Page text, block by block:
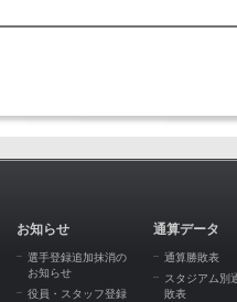
お知らせ
選手登録追加抹消の
お知らせ
役員・スタッフ登録
通算データ
通算勝敗表
スタジアム別
敗表